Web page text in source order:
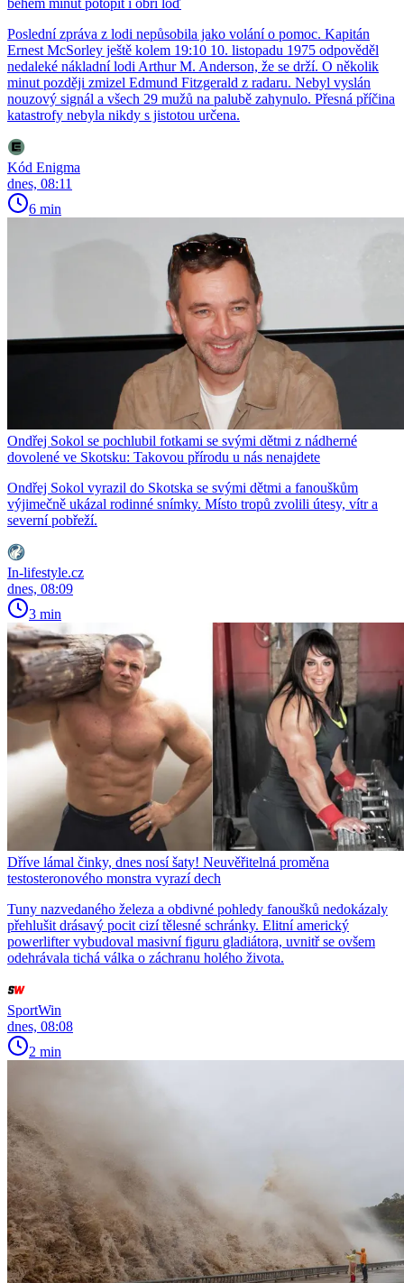
během minut potopit i obří loď
Poslední zpráva z lodi nepůsobila jako volání o pomoc. Kapitán
Ernest McSorley ještě kolem 19:10 10. listopadu 1975 odpověděl
nedaleké nákladní lodi Arthur M. Anderson, že se drží. O několik
minut později zmizel Edmund Fitzgerald z radaru. Nebyl vyslán
nouzový signál a všech 29 mužů na palubě zahynulo. Přesná příčina
katastrofy nebyla nikdy s jistotou určena.
Kód Enigma
dnes, 08:11
6 min
Ondřej Sokol se pochlubil fotkami se svými dětmi z nádherné
dovolené ve Skotsku: Takovou přírodu u nás nenajdete
Ondřej Sokol vyrazil do Skotska se svými dětmi a fanouškům
výjimečně ukázal rodinné snímky. Místo tropů zvolili útesy, vítr a
severní pobřeží.
In-lifestyle.cz
dnes, 08:09
3 min
Dříve lámal činky, dnes nosí šaty! Neuvěřitelná proměna
testosteronového monstra vyrazí dech
Tuny nazvedaného železa a obdivné pohledy fanoušků nedokázaly
přehlušit drásavý pocit cizí tělesné schránky. Elitní americký
powerlifter vybudoval masivní figuru gladiátora, uvnitř se ovšem
odehrávala tichá válka o záchranu holého života.
SportWin
dnes, 08:08
2 min